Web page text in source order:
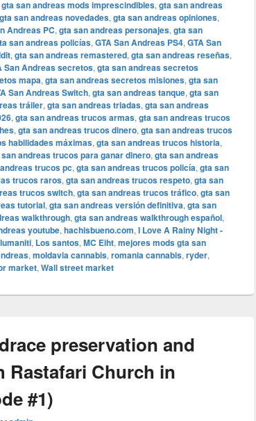
gta san andreas mods imprescindibles, gta san andreas
gta san andreas novedades, gta san andreas opiniones,
Andreas PC, gta san andreas personajes, gta san
san andreas policías, GTA San Andreas PS4, GTA San
, gta san andreas remastered, gta san andreas reseñas,
San Andreas secretos, gta san andreas secretos
mapa, gta san andreas secretos misiones, gta san
San Andreas Switch, gta san andreas tanque, gta san
tráiler, gta san andreas triadas, gta san andreas
, gta san andreas trucos armas, gta san andreas trucos
, gta san andreas trucos dinero, gta san andreas trucos
habilidades máximas, gta san andreas trucos historia,
andreas trucos para ganar dinero, gta san andreas
trucos pc, gta san andreas trucos policía, gta san
trucos raros, gta san andreas trucos respeto, gta san
trucos switch, gta san andreas trucos tráfico, gta san
tutorial, gta san andreas versión definitiva, gta san
walkthrough, gta san andreas walkthrough español,
youtube, hachisbueno.com, I Love A Rainy Night -
, Los santos, MC Eiht, mejores mods gta san
, moldavia cannabis, romania cannabis, ryder,
market, Wall street market
preservation and
Rastafari Church in
#1)